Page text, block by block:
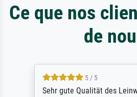
Ce que nos
de
5 / 5
Sehr gute Qualität des